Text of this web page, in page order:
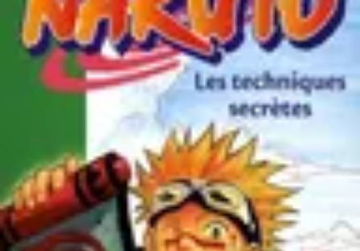
Tout sur le Padel
Entraînement et TechniquesTechniques et
StratégiesÉquipementTendancesÉquipement et Terrain
Tout sur le Padel